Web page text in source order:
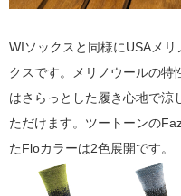
WIソックスと同様にUSAメ
クスです。
メリノウールの特
はさらっとした履き心地で涼
ただけます。 ツートーンの
たFloカラーは2色展開です。